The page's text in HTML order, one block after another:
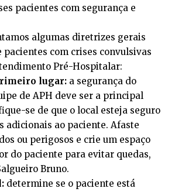
pacientes com segurança e
algumas diretrizes gerais
pacientes com crises convulsivas
Pré-Hospitalar:
lugar: a segurança do
de APH deve ser a principal
se de que o local esteja seguro
adicionais ao paciente. Afaste
ou perigosos e crie um espaço
do paciente para evitar quedas,
Bruno.
determine se o paciente está